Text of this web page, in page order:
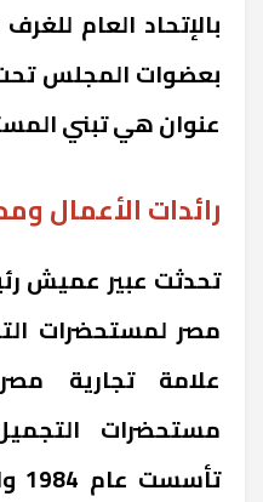
بالإتحاد العام
بعضوات المجلس
عنوان هي تبني
رائدات الأعمال
تحدثت عبير عميش
مصر لمستحضرات
علامة تجارية
مستحضرات